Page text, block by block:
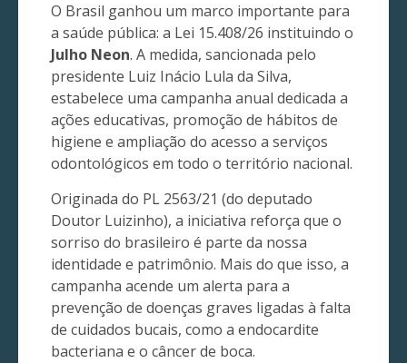
O Brasil ganhou um marco importante para
a saúde pública: a Lei 15.408/26 instituindo o
Julho Neon. A medida, sancionada pelo
presidente Luiz Inácio Lula da Silva,
estabelece uma campanha anual dedicada a
ações educativas, promoção de hábitos de
higiene e ampliação do acesso a serviços
odontológicos em todo o território nacional.
Originada do PL 2563/21 (do deputado
Doutor Luizinho), a iniciativa reforça que o
sorriso do brasileiro é parte da nossa
identidade e patrimônio. Mais do que isso, a
campanha acende um alerta para a
prevenção de doenças graves ligadas à falta
de cuidados bucais, como a endocardite
bacteriana e o câncer de boca.